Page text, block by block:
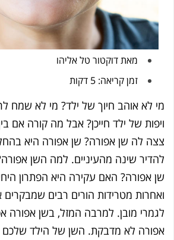
דוקטור טל אליהו
זמן קריאה: 5 דקות
חיוך של ילד? מי לא שמח לראות
של ילד חייכן? אבל מה קורה אם בין
שן אפורה? שן אפורה היא בהחלט
שינה מהעיניים. למה השן אפורה? האם
האם עקירה היא הפתרון היחיד?
מטרידות הורים רבים שמבקרים אצלנו
מובן. למרבה המזל, בשן אפורה אפשר
לא מדבקת. השן של הילד שלכם אפורה?